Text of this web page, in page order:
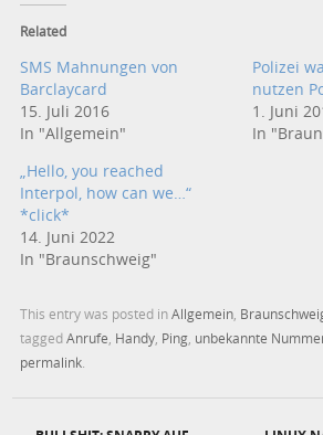
Related
SMS Mahnungen von
Barclaycard
15. Juli 2016
In "Allgemein"
Polizei
nutzen
1. Juni
In
„Hello, you reached
Interpol, how can we…“
*click*
14. Juni 2022
In "Braunschweig"
This entry was posted inAllgemein
taggedAnrufe Handy Ping unbekannte
permalink